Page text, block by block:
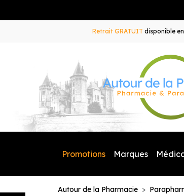
Retrait GRATUIT disponible
Promotions Marques
Autour de la Pharmacie